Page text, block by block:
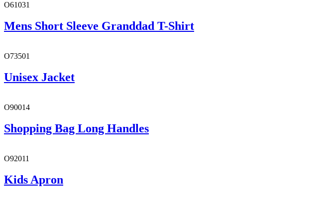
O61031
Mens Short Sleeve Granddad T-Shirt
O73501
Unisex Jacket
O90014
Shopping Bag Long Handles
O92011
Kids Apron